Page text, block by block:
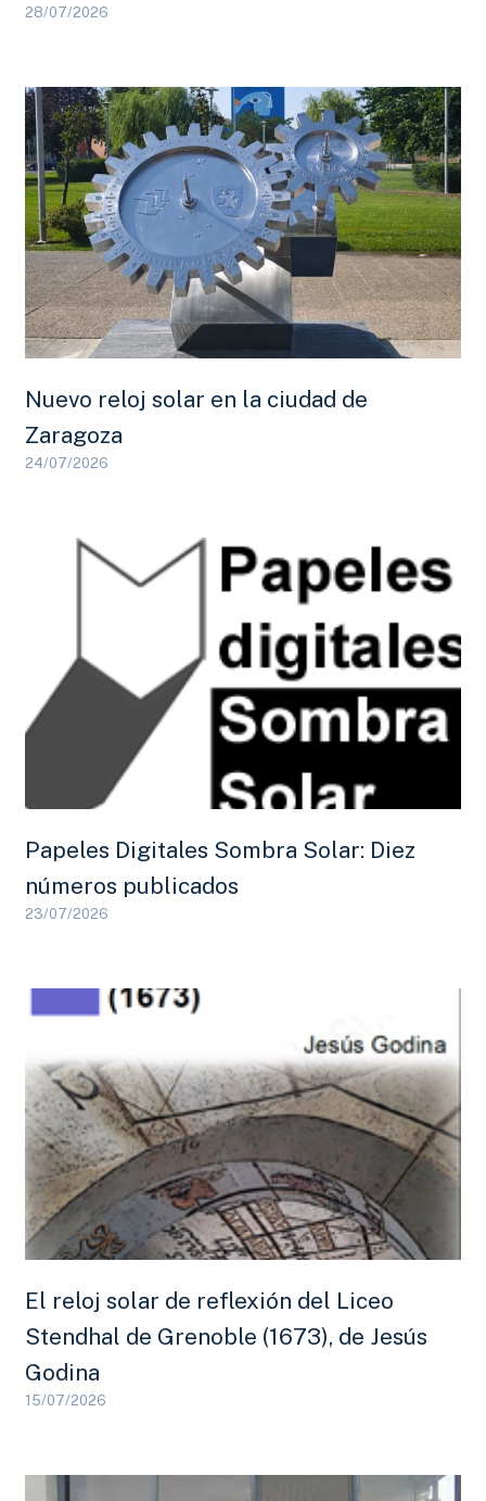
28/07/2026
Nuevo reloj solar en la ciudad de
Zaragoza
24/07/2026
Papeles Digitales Sombra Solar: Diez
números publicados
23/07/2026
El reloj solar de reflexión del Liceo
Stendhal de Grenoble (1673), de Jesús
Godina
15/07/2026